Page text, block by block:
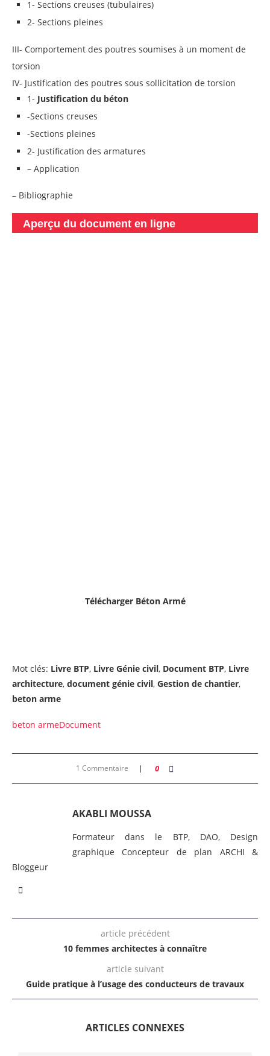
1- Sections creuses (tubulaires)
2- Sections pleines
III- Comportement des poutres soumises à un moment de
torsion
IV- Justification des poutres sous sollicitation de torsion
1- Justification du béton
-Sections creuses
-Sections pleines
2- Justification des armatures
– Application
– Bibliographie
Aperçu du document en ligne
Télécharger Béton Armé
Mot clés: Livre BTP, Livre Génie civil, Document BTP, Livre
architecture, document génie civil, Gestion de chantier,
beton arme
beton armeDocument
1 Commentaire 0
AKABLI MOUSSA
Formateur dans le BTP, DAO, Design
graphique Concepteur de plan ARCHI &
Bloggeur
article précédent
10 femmes architectes à connaître
article suivant
Guide pratique à l’usage des conducteurs de travaux
ARTICLES CONNEXES